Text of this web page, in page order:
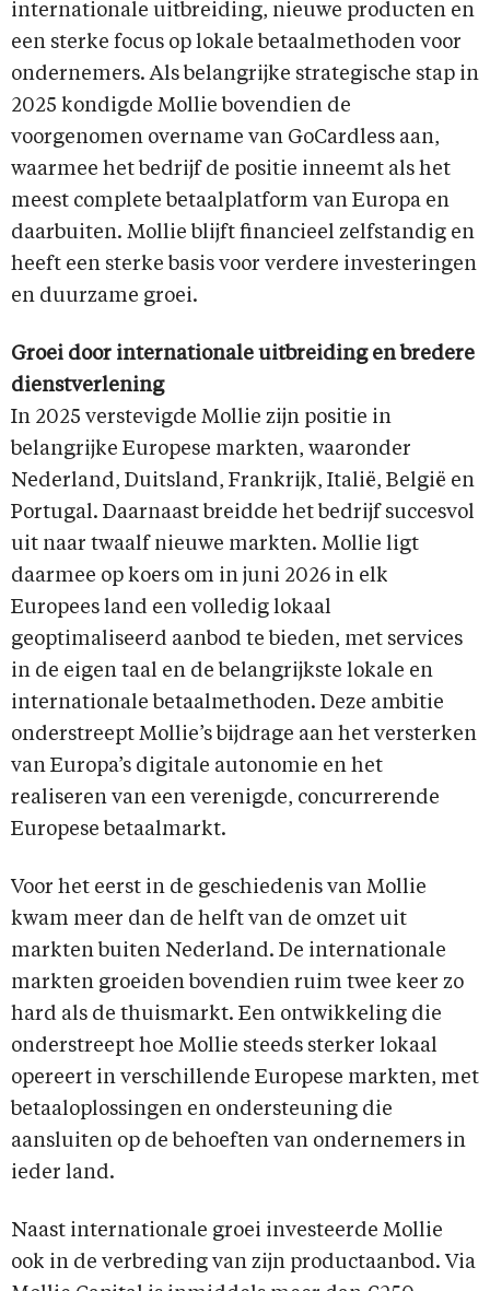
internationale uitbreiding, nieuwe producten en
een sterke focus op lokale betaalmethoden voor
ondernemers. Als belangrijke strategische stap in
2025 kondigde Mollie bovendien de
voorgenomen overname van GoCardless aan,
waarmee het bedrijf de positie inneemt als het
meest complete betaalplatform van Europa en
daarbuiten. Mollie blijft financieel zelfstandig en
heeft een sterke basis voor verdere investeringen
en duurzame groei.
Groei door internationale uitbreiding en bredere
dienstverlening
In 2025 verstevigde Mollie zijn positie in
belangrijke Europese markten, waaronder
Nederland, Duitsland, Frankrijk, Italië, België en
Portugal. Daarnaast breidde het bedrijf succesvol
uit naar twaalf nieuwe markten. Mollie ligt
daarmee op koers om in juni 2026 in elk
Europees land een volledig lokaal
geoptimaliseerd aanbod te bieden, met services
in de eigen taal en de belangrijkste lokale en
internationale betaalmethoden. Deze ambitie
onderstreept Mollie’s bijdrage aan het versterken
van Europa’s digitale autonomie en het
realiseren van een verenigde, concurrerende
Europese betaalmarkt.
Voor het eerst in de geschiedenis van Mollie
kwam meer dan de helft van de omzet uit
markten buiten Nederland. De internationale
markten groeiden bovendien ruim twee keer zo
hard als de thuismarkt. Een ontwikkeling die
onderstreept hoe Mollie steeds sterker lokaal
opereert in verschillende Europese markten, met
betaaloplossingen en ondersteuning die
aansluiten op de behoeften van ondernemers in
ieder land.
Naast internationale groei investeerde Mollie
ook in de verbreding van zijn productaanbod. Via